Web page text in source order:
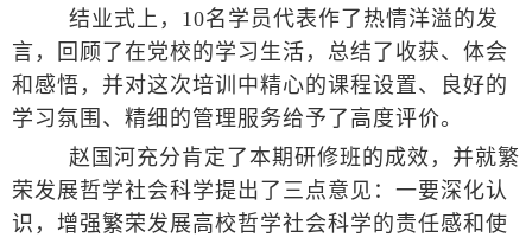
结业式上，10名学员代表作了热情洋溢的发
言，回顾了在党校的学习生活，总结了收获、体会
和感悟，并对这次培训中精心的课程设置、良好的
学习氛围、精细的管理服务给予了高度评价。
赵国河充分肯定了本期研修班的成效，并就繁
荣发展哲学社会科学提出了三点意见：一要深化认
识，增强繁荣发展高校哲学社会科学的责任感和使